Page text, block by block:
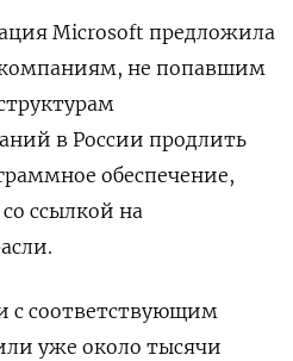
Microsoft предложила
не попавшим
в России продлить
обеспечение,
ссылкой на
с соответствующим
уже около тысячи